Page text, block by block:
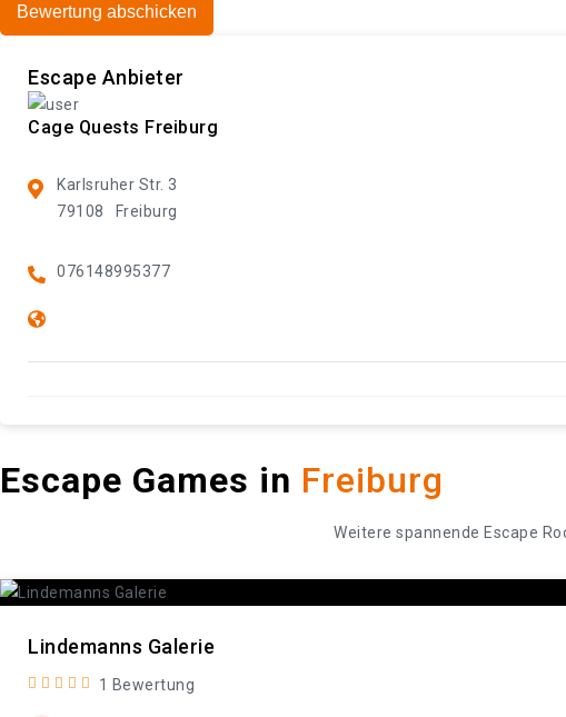
Bewertung abschicken
Escape Anbieter
Cage Quests Freiburg
Karlsruher Str. 3
79108
Freiburg
076148995377
Escape Games in Freiburg
Weitere spannende Escape
Lindemanns Galerie
1 Bewertung